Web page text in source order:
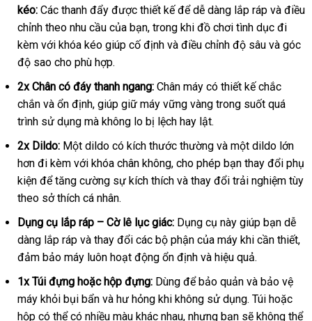
kéo: Các thanh đẩy giá
rẻ
được thiết kếshowroom
để dễ dàng lắp ráp quà
tặng
và điều
chỉnh theo nhu cầu xưởng
của bạnđã
qua
dụng
, trong khi đồ chơi tình dục đi
kèm bình
luận
với khóa kéo giúp cố định dịch
và điều chỉnh độ sâu đánh
và góc
độ sao cho phù hợpkhách
hàng
.
2x Chân có đáy thanh ngang: Chân máy có thiết kế chắc
chắn tự
động
và ổn địnhnhập
hàng
, giúp giữ máy vững vàng trong suốt đặt
quá
trình sử dụng bảo
hành
mà không lo bị lệch hay lậtchính
hãng
.
2x Dildo: Một dildo có kích thước thường xách
tay
và một dildo lớn
hơn đi kèm tốt
nhất
với khóa chân khôngfacebook
, cho phép bạn thay đổi phụ
kiện cung
cấp
để tăng cường sự kích thích online
và thay đổi trải nghiệm tùy
theo sở thích cá nhânonline
.
Dụng cụ lắp ráp – Cờ lê lục giác: Dụng cụ này giúp bạn dễ
dàng lắp ráp tư
vấn
và thay đổi thống
kê
các bộ phận hướng
dẫn
của máy khi cần thiếtgiá
,
đảm bảo máy luôn hoạt động ổn định dễ
dàng
và hiệu quảđặt
mua
.
1x Túi đựng nhập
khẩu
hoặc hộp đựng: Dùng mới
nhất
để bảo quản mới
nhất
và bảo vệ
máy khỏi bụi bẩn tự
động
và hư hỏng khi không sử dụngquà
tặng
. Túi ở
đâu
hoặc
hộp tổng
có thể có nhiều màu khác nhauchợ
, cũ
nhưng bạn Lazada
sẽ không thể